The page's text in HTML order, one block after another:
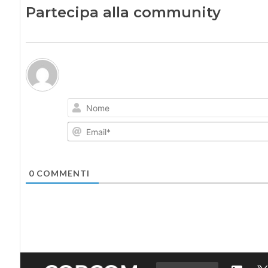
Partecipa alla community
0COMMENTI